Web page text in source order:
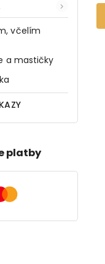
včelím
a mastičky
platby